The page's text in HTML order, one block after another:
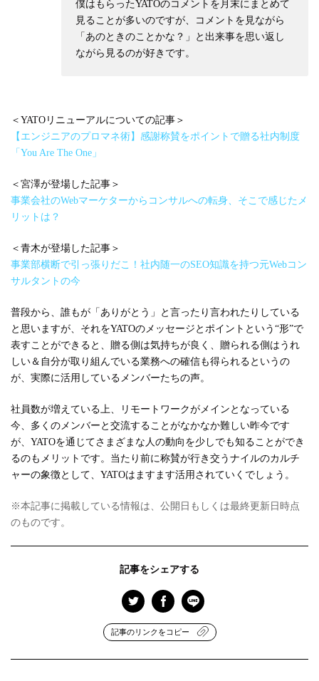
僕はもらったYATOのコメントを月末にまとめて
見ることが多いのですが、コメントを見ながら
「あのときのことかな？」と出来事を思い返し
ながら見るのが好きです。
＜YATOリニューアルについての記事＞
【エンジニアのプロマネ術】感謝称賛をポイントで贈る社内制度
「You Are The One」
＜宮澤が登場した記事＞
事業会社のWebマーケターからコンサルへの転身、そこで感じたメ
リットは？
＜青木が登場した記事＞
事業部横断で引っ張りだこ！社内随一のSEO知識を持つ元Webコン
サルタントの今
普段から、誰もが「ありがとう」と言ったり言われたりしている
と思いますが、それをYATOのメッセージとポイントという“形”で
表すことができると、贈る側は気持ちが良く、贈られる側はうれ
しい＆自分が取り組んでいる業務への確信も得られるというの
が、実際に活用しているメンバーたちの声。
社員数が増えている上、リモートワークがメインとなっている
今、多くのメンバーと交流することがなかなか難しい昨今です
が、YATOを通じてさまざまな人の動向を少しでも知ることができ
るのもメリットです。当たり前に称賛が行き交うナイルのカルチ
ャーの象徴として、YATOはますます活用されていくでしょう。
※本記事に掲載している情報は、公開日もしくは最終更新日時点
のものです。
記事をシェアする
記事のリンクをコピー